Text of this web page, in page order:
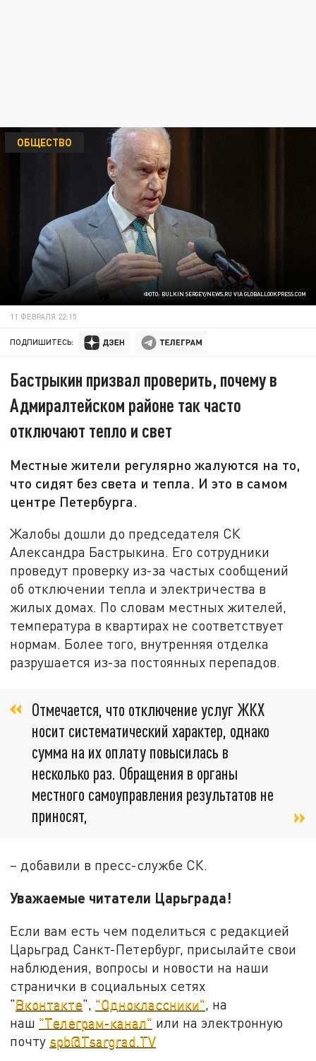
ФОТО: BULKIN SERGEY/NEWS.RU VIA GLOBALLOOKPRESS.COM
ОБЩЕСТВО
11 ФЕВРАЛЯ 22:15
ПОДПИШИТЕСЬ:
Бастрыкин призвал проверить, почему в
Адмиралтейском районе так часто
отключают тепло и свет
Местные жители регулярно жалуются на то,
что сидят без света и тепла. И это в самом
центре Петербурга.
Жалобы дошли до председателя СК
Александра Бастрыкина. Его сотрудники
проведут проверку из-за частых сообщений
об отключении тепла и электричества в
жилых домах. По словам местных жителей,
температура в квартирах не соответствует
нормам. Более того, внутренняя отделка
разрушается из-за постоянных перепадов.
Отмечается, что отключение услуг ЖКХ
носит систематический характер, однако
сумма на их оплату повысилась в
несколько раз. Обращения в органы
местного самоуправления результатов не
приносят,
– добавили в пресс-службе СК.
Уважаемые читатели Царьграда!
Если вам есть чем поделиться с редакцией
Царьград Санкт-Петербург, присылайте свои
наблюдения, вопросы и новости на наши
странички в социальных сетях
"Вконтакте", "Одноклассники", на
наш "Телеграм-канал" или на электронную
почту spb@Tsargrad.TV